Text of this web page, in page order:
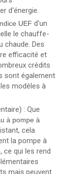
d'énergie.
UEF d'un
le chauffe-
chaude. Des
efficacité et
crédits
sont également
modèles à
: Que
à pompe à
cela
la pompe à
ce qui les rend
mais peuvent